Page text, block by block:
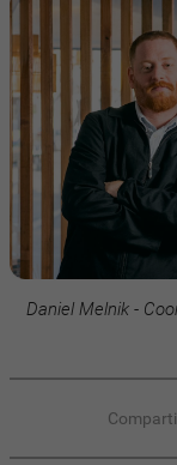
Daniel Melnik -